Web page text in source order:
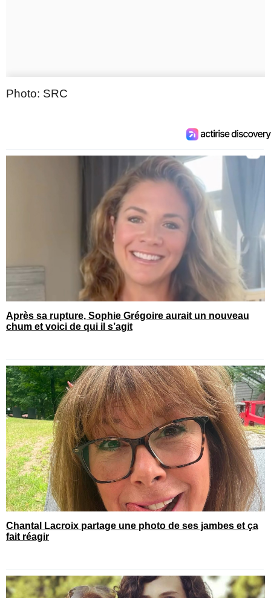
Photo: SRC
Après sa rupture, Sophie Grégoire aurait un nouveau
chum et voici de qui il s’agit
Chantal Lacroix partage une photo de ses jambes et ça
fait réagir